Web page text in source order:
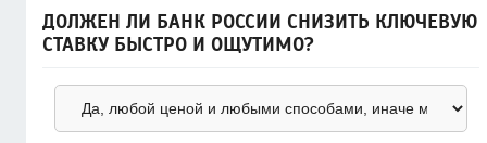
ДОЛЖЕН ЛИ БАНК РОССИИ СНИЗИТЬ КЛЮЧЕВУЮ
СТАВКУ БЫСТРО И ОЩУТИМО?